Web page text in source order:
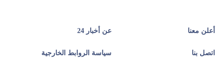
أعلن معنا عن أخبار 24
اتصل بنا سياسة الروابط الخارجية